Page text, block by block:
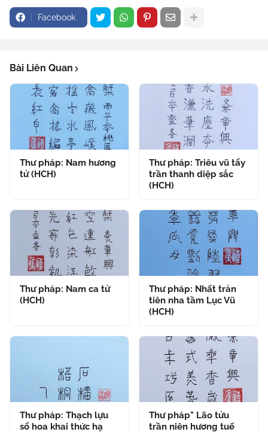
Facebook
Bài Liên Quan
Thư pháp: Nam hương
tử (HCH)
Thư pháp: Triêu vũ tẩy
trần thanh diệp sắc
(HCH)
Thư pháp: Nam ca tử
(HCH)
Thư pháp: Nhất trản
tiên nha tầm Lục Vũ
(HCH)
Thư pháp: Thạch lựu
sổ hoa khai thức hạ
Thư pháp" Lão tửu
trần niên hương tuế